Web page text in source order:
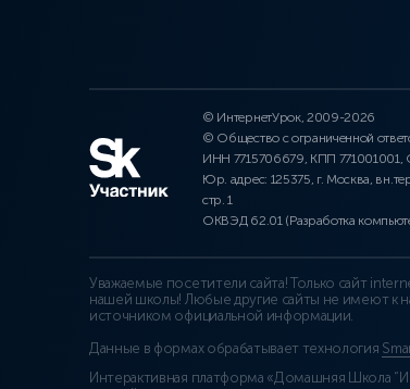
© ИнтернетУрок, 2009-2026
© Общество с ограниченной
ИНН 7715706679, КПП 771001001,
Юр. адрес: 125375, г. Москва,
стр. 1
ОКВЭД 62.01 (Разработка
Уважаемые посетители сайта! Только сайт
нашей школы! Любые другие сайты не имеют к
источником официальной информации.
Данные в формах обрабатывает технология
Интерактивная платформа «Домашняя Школа